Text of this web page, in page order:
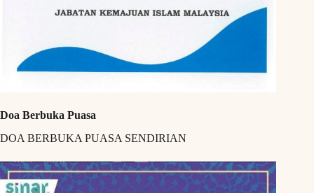
Doa Berbuka Puasa
DOA BERBUKA PUASA SENDIRIAN